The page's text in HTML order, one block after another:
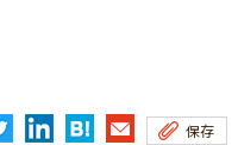
保存